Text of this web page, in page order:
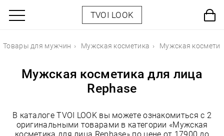
TVOI LOOK
Товары для мужчин Мужская косметика Мужская
Мужская косметика для лица
Rephase
В каталоге TVOI LOOK вы можете ознакомиться с 2
оригинальными товарами в категории «Мужская